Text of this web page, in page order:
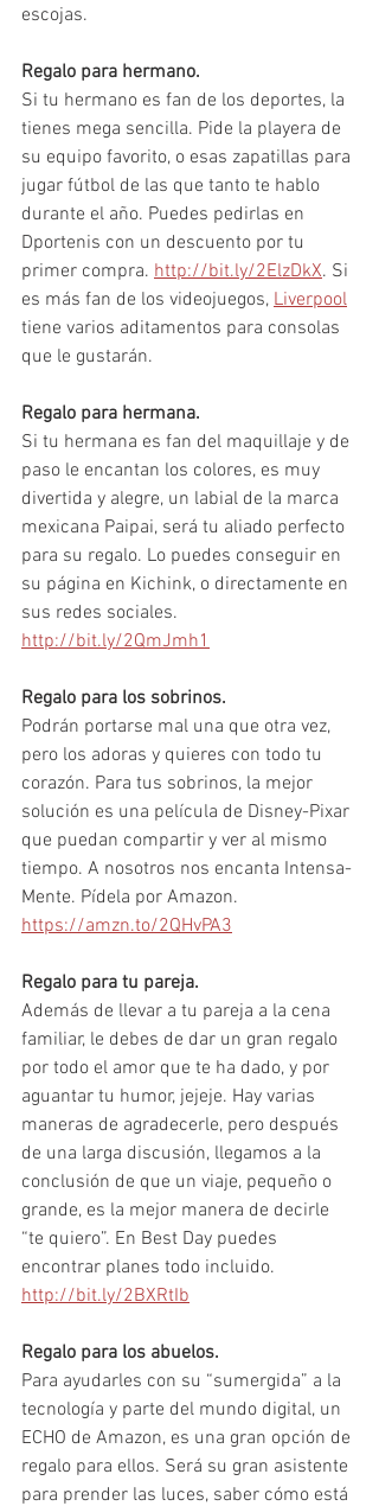
escojas.
Regalo para hermano.
Si tu hermano es fan de los deportes, la
tienes mega sencilla. Pide la playera de
su equipo favorito, o esas zapatillas para
jugar fútbol de las que tanto te hablo
durante el año. Puedes pedirlas en
Dportenis con un descuento por tu
primer compra. http://bit.ly/2ElzDkX. Si
es más fan de los videojuegos, Liverpool
tiene varios aditamentos para consolas
que le gustarán.
Regalo para hermana.
Si tu hermana es fan del maquillaje y de
paso le encantan los colores, es muy
divertida y alegre, un labial de la marca
mexicana Paipai, será tu aliado perfecto
para su regalo. Lo puedes conseguir en
su página en Kichink, o directamente en
sus redes sociales.
http://bit.ly/2QmJmh1
Regalo para los sobrinos.
Podrán portarse mal una que otra vez,
pero los adoras y quieres con todo tu
corazón. Para tus sobrinos, la mejor
solución es una película de Disney-Pixar
que puedan compartir y ver al mismo
tiempo. A nosotros nos encanta Intensa-
Mente. Pídela por Amazon.
https://amzn.to/2QHvPA3
Regalo para tu pareja.
Además de llevar a tu pareja a la cena
familiar, le debes de dar un gran regalo
por todo el amor que te ha dado, y por
aguantar tu humor, jejeje. Hay varias
maneras de agradecerle, pero después
de una larga discusión, llegamos a la
conclusión de que un viaje, pequeño o
grande, es la mejor manera de decirle
“te quiero”. En Best Day puedes
encontrar planes todo incluido.
http://bit.ly/2BXRtIb
Regalo para los abuelos.
Para ayudarles con su “sumergida” a la
tecnología y parte del mundo digital, un
ECHO de Amazon, es una gran opción de
regalo para ellos. Será su gran asistente
para prender las luces, saber cómo está